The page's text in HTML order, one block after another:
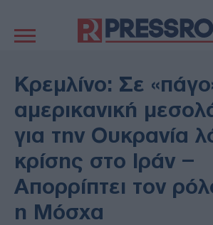
πλοήγηση
ΠΟΛΙΤΙΚΗ
ΤΟΥΡΚΙΑ
ΟΙΚΟΝΟΜΙΑ
ΕΛΛΑΔΑ
ΕΚΚΛΗΣΙΑ
ΑΜΥΝΑ
ΔΙΕΘΝΗ
ΚΥΠΡΟΣ
MEDIA
SPORTS
AUTO - MOTO
Κρεμλίνο: Σε
αμερικανική
για την Ουκρανία
κρίσης στο Ιράν –
Απορρίπτει τον
η Μόσχα